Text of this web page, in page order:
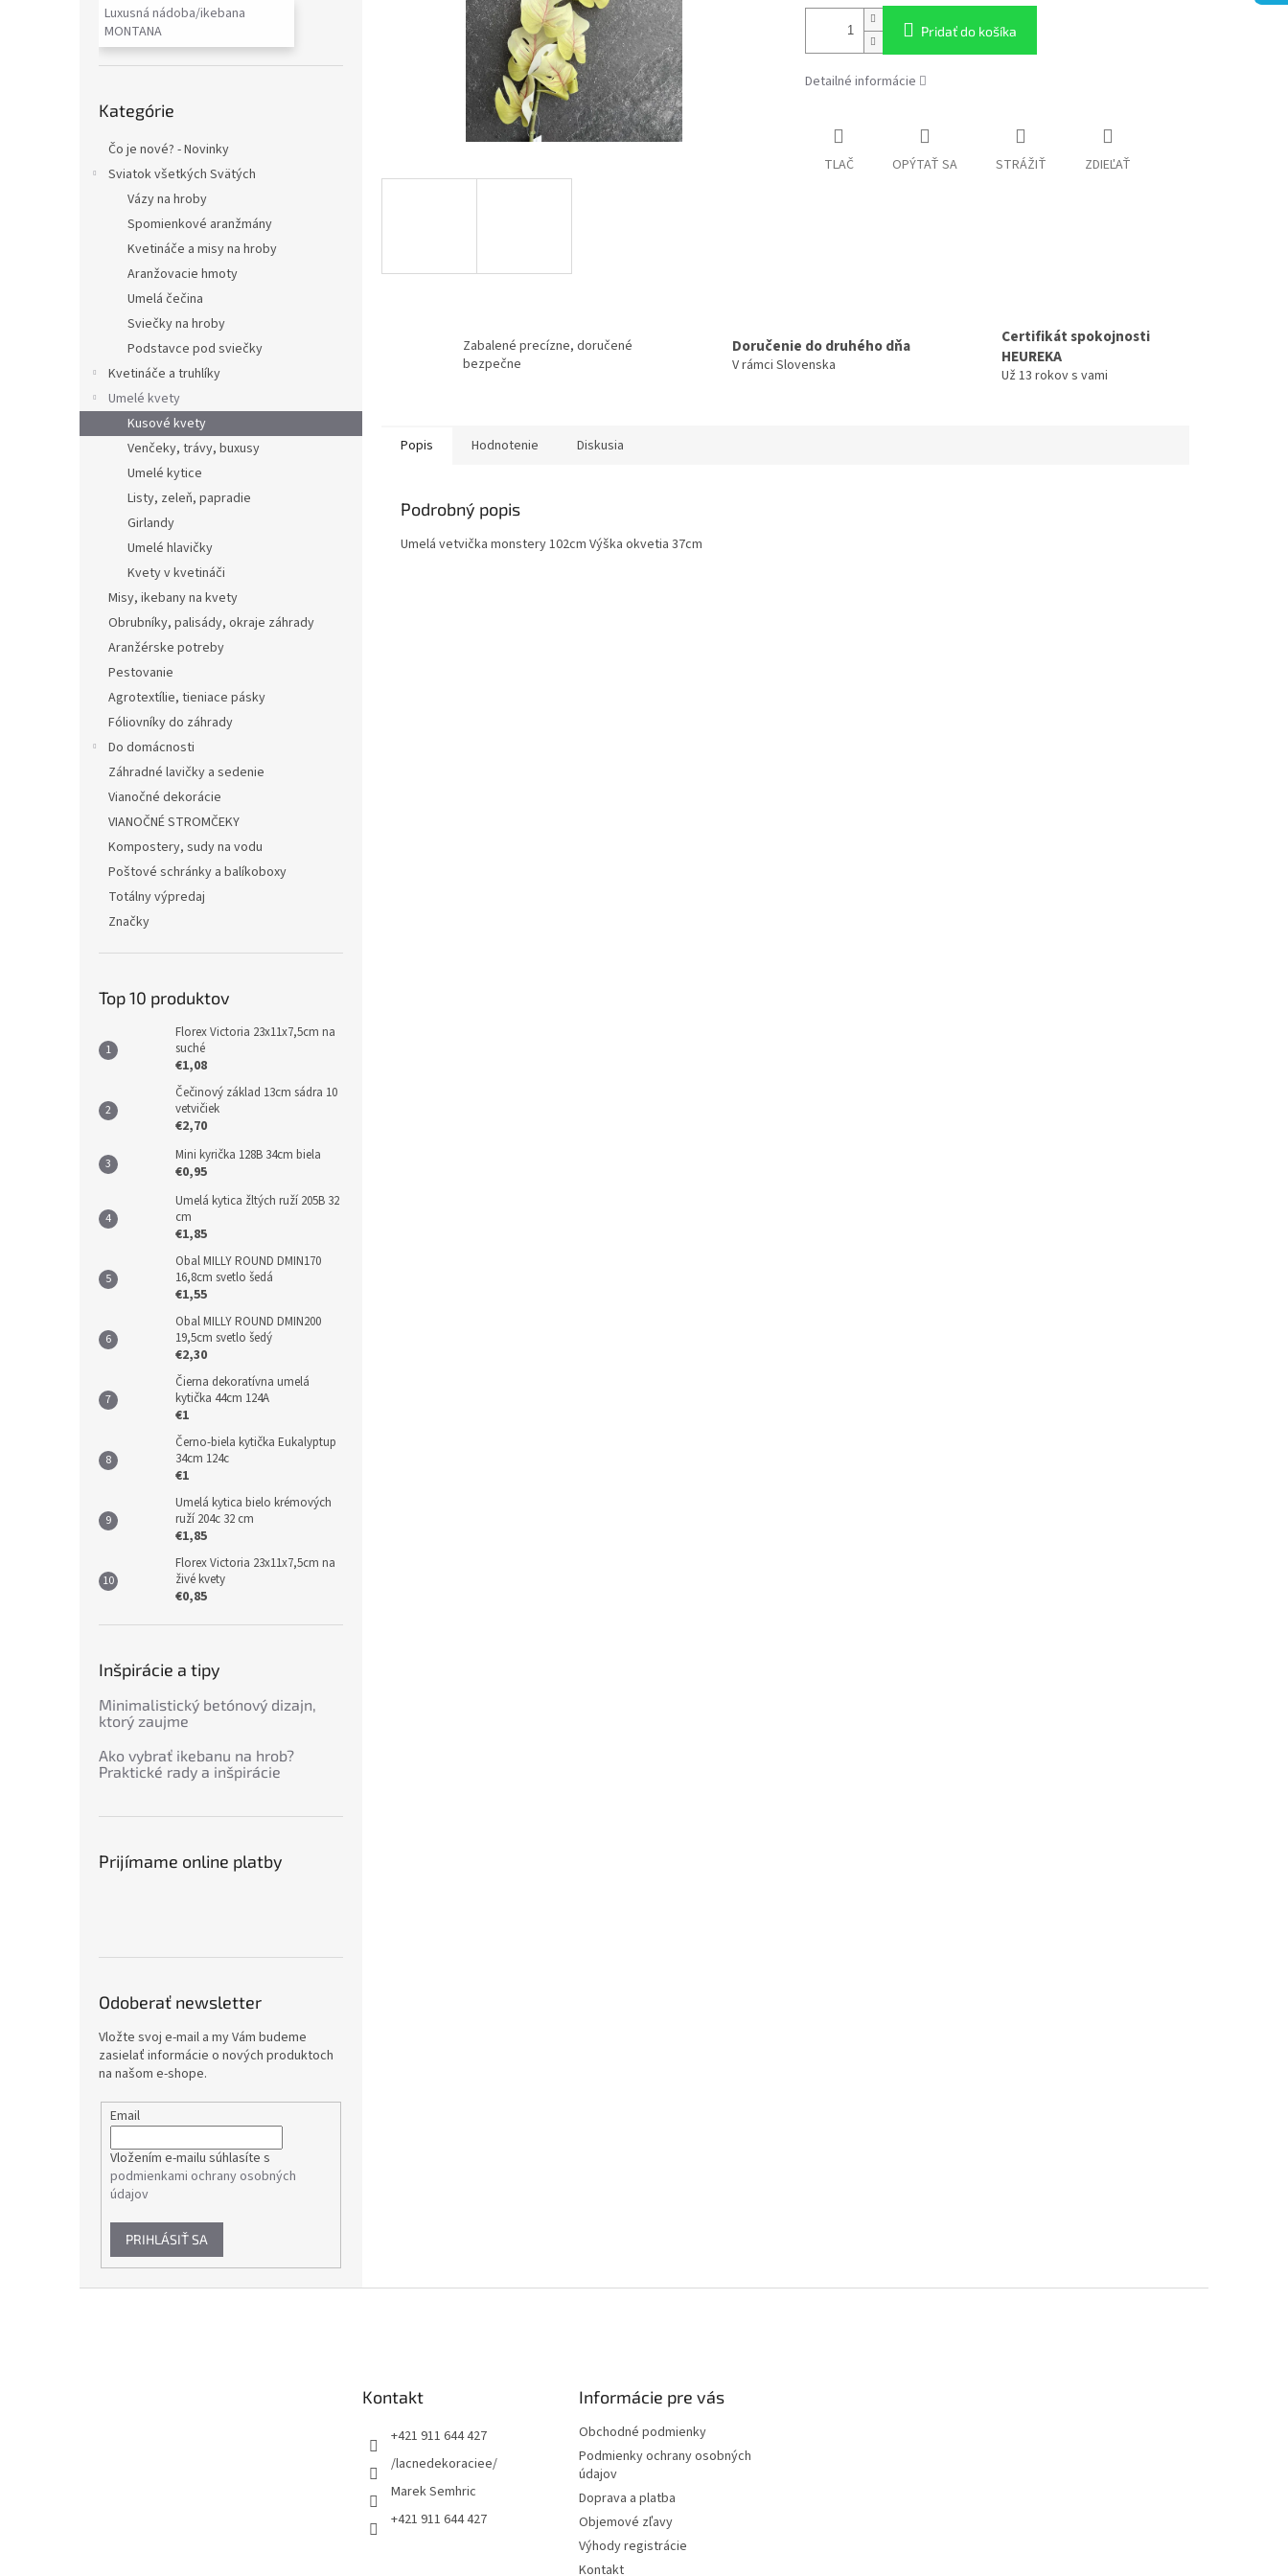
Luxusná nádoba/ikebana
MONTANA
kategórie
Kategórie
Čo je nové? - Novinky
Sviatok všetkých Svätých
Vázy na hroby
Spomienkové aranžmány
Kvetináče a misy na hroby
Aranžovacie hmoty
Umelá čečina
Sviečky na hroby
Podstavce pod sviečky
Kvetináče a truhlíky
Umelé kvety
Kusové kvety
Venčeky, trávy, buxusy
Umelé kytice
Listy, zeleň, papradie
Girlandy
Umelé hlavičky
Kvety v kvetináči
Misy, ikebany na kvety
Obrubníky, palisády, okraje záhrady
Aranžérske potreby
Pestovanie
Agrotextílie, tieniace pásky
Fóliovníky do záhrady
Do domácnosti
Záhradné lavičky a sedenie
Vianočné dekorácie
VIANOČNÉ STROMČEKY
Kompostery, sudy na vodu
Poštové schránky a balíkoboxy
Totálny výpredaj
Značky
Top 10 produktov
Florex Victoria 23x11x7,5cm na
suché
€1,08
Čečinový základ 13cm sádra 10
vetvičiek
€2,70
Mini kyrička 128B 34cm biela
€0,95
Umelá kytica žltých ruží 205B 32
cm
€1,85
Obal MILLY ROUND DMIN170
16,8cm svetlo šedá
€1,55
Obal MILLY ROUND DMIN200
19,5cm svetlo šedý
€2,30
Čierna dekoratívna umelá
kytička 44cm 124A
€1
Černo-biela kytička Eukalyptup
34cm 124c
€1
Umelá kytica bielo krémových
ruží 204c 32 cm
€1,85
Florex Victoria 23x11x7,5cm na
živé kvety
€0,85
Inšpirácie a tipy
Minimalistický betónový dizajn,
ktorý zaujme
Ako vybrať ikebanu na hrob?
Praktické rady a inšpirácie
Prijímame online platby
Odoberať newsletter
Vložte svoj e-mail a my Vám budeme
zasielať informácie o nových produktoch
na našom e-shope.
Email
Vložením e-mailu súhlasíte s
podmienkami ochrany osobných
údajov
PRIHLÁSIŤ SA
Pridať do košíka
Detailné informácie
TLAČ OPÝTAŤ SA STRÁŽIŤ ZDIEĽAŤ
Zabalené precízne, doručené
bezpečne
Doručenie do druhého dňa
V rámci Slovenska
Certifikát spokojnosti
HEUREKA
Už 13 rokov s vami
Popis Hodnotenie Diskusia
Podrobný popis
Umelá vetvička monstery 102cm Výška okvetia 37cm
Kontakt
+421 911 644 427
/lacnedekoraciee/
Marek Semhric
+421 911 644 427
Informácie pre vás
Obchodné podmienky
Podmienky ochrany osobných
údajov
Doprava a platba
Objemové zľavy
Výhody registrácie
Kontakt